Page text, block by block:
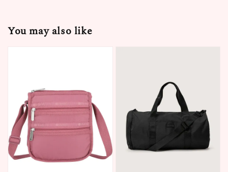
You may also like